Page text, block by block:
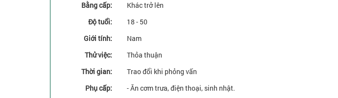
Bằng cấp:
Khác trở lên
Độ tuổi:
18 - 50
Giới tính:
Nam
Thử việc:
Thỏa thuận
Thời gian:
Trao đổi khi phỏng vấn
Phụ cấp:
- Ăn cơm trưa, điện thoại, sinh nhật.